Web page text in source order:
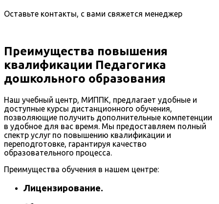
Оставьте контакты, с вами свяжется менеджер
Преимущества повышения
квалификации Педагогика
дошкольного образования
Наш учебный центр, МИППК, предлагает удобные и
доступные курсы дистанционного обучения,
позволяющие получить дополнительные компетенции
в удобное для вас время. Мы предоставляем полный
спектр услуг по повышению квалификации и
переподготовке, гарантируя качество
образовательного процесса.
Преимущества обучения в нашем центре:
Лицензирование.